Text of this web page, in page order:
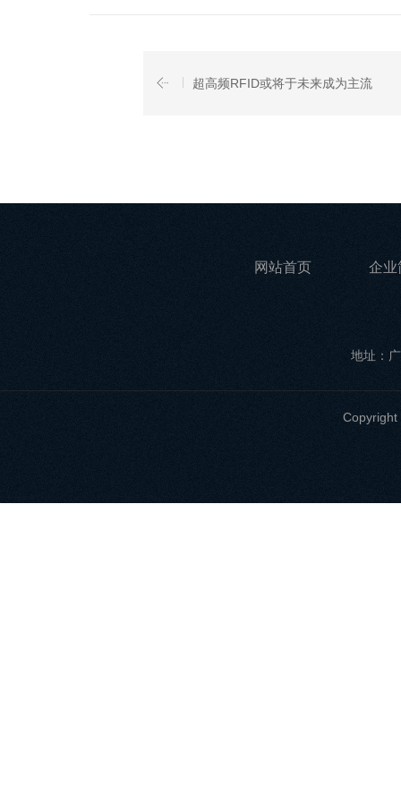
超高频RFID或将于未来成为主流
网站首页 企业
地址：